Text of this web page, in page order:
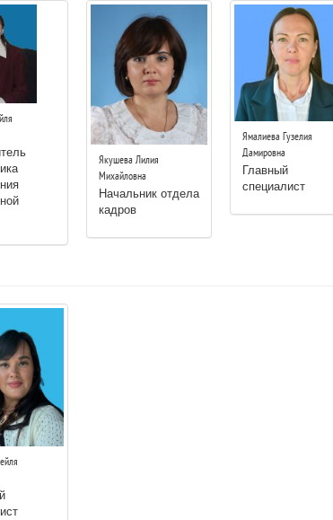
Якушева Лилия
Михайловна
Начальник отдела
кадров
Ямалиева Гузелия
Дамировна
Главный
специалист